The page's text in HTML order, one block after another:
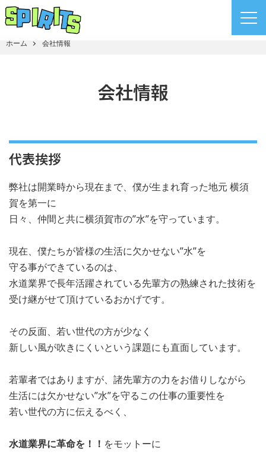
ホーム 会社情報
会社情報
代表挨拶
弊社は開業時から現在まで、僕が生まれ育った地元 横須
賀を第一に
日々、仲間と共に横須賀市の”水”を守っています。
現在、僕たちが皆様の生活に欠かせない”水”を
守る事ができているのは、
水道業界で長年活躍されている先輩方の熟練された技術を
受け継がせて頂けているおかげです。
その反面、若い世代の方が少なく
新しい風が吹きにくいという課題にも直面しています。
若輩者ではありますが、諸先輩方の力をお借りしながら
生活には欠かせない”水”を守るこの仕事の重要性を
若い世代の方に伝えるべく、
水道業界に革命を！！ をモットーに